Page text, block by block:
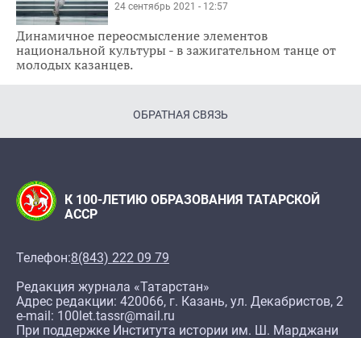
24 сентябрь 2021 - 12:57
Динамичное переосмысление элементов
национальной культуры - в зажигательном танце от
молодых казанцев.
ОБРАТНАЯ СВЯЗЬ
К 100-ЛЕТИЮ ОБРАЗОВАНИЯ ТАТАРСКОЙ
АССР
Телефон:8(843) 222 09 79
Редакция журнала «Татарстан»
Адрес редакции: 420066, г. Казань, ул. Декабристов, 2
e-mail: 100let.tassr@mail.ru
При поддержке Института истории им. Ш. Марджани